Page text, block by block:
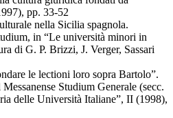
pp. 33-52
nella Sicilia spagnola.
in “Le università minori in
di G. P. Brizzi, J. Verger, Sassari
le lectioni loro sopra Bartolo”.
Studium Generale (secc.
delle Università Italiane”, II (1998),